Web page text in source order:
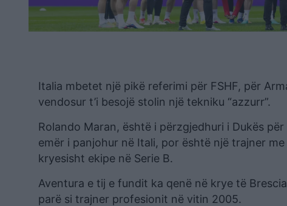
Italia mbetet një pikë referimi për FSHF, për
vendosur t’i besojë stolin një tekniku “azzurr”.
Rolando Maran, është i përzgjedhuri i Dukës
emër i panjohur në Itali, por është një trajner
kryesisht ekipe në Serie B.
Aventura e tij e fundit ka qenë në krye të
parë si trajner profesionit në vitin 2005.